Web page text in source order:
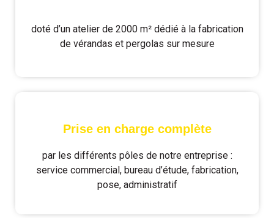
doté d’un atelier de 2000 m² dédié à la fabrication
de vérandas et pergolas sur mesure
Prise en charge complète
par les différents pôles de notre entreprise :
service commercial, bureau d’étude, fabrication,
pose, administratif